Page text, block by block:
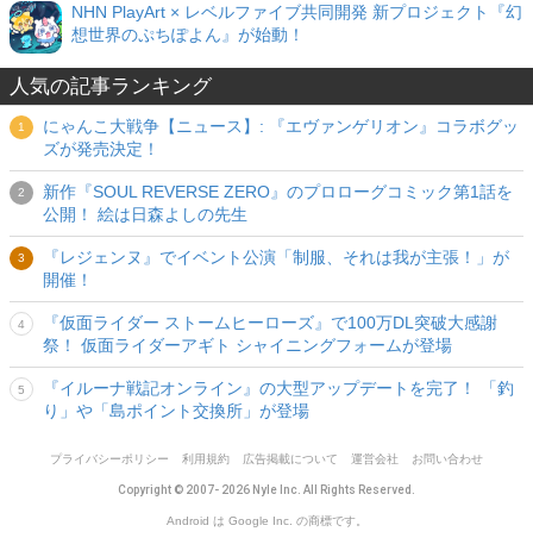
NHN PlayArt × レベルファイブ共同開発 新プロジェクト『幻
想世界のぷちぽよん』が始動！
人気の記事ランキング
にゃんこ大戦争【ニュース】: 『エヴァンゲリオン』コラボグッ
ズが発売決定！
新作『SOUL REVERSE ZERO』のプロローグコミック第1話を
公開！ 絵は日森よしの先生
『レジェンヌ』でイベント公演「制服、それは我が主張！」が
開催！
『仮面ライダー ストームヒーローズ』で100万DL突破大感謝
祭！ 仮面ライダーアギト シャイニングフォームが登場
『イルーナ戦記オンライン』の大型アップデートを完了！ 「釣
り」や「島ポイント交換所」が登場
プライバシーポリシー 利用規約 広告掲載について 運営会社 お問い合わせ
Copyright © 2007- 2026 Nyle Inc. All Rights Reserved.
Android は Google Inc. の商標です。